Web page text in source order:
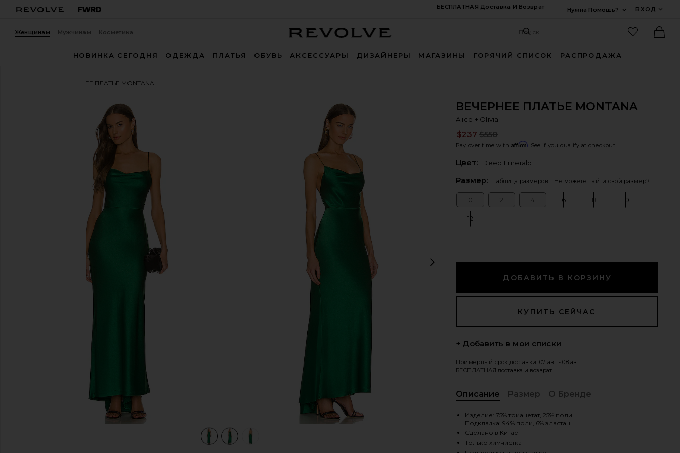
БЕСПЛАТНАЯ Доставка И Возврат
Нужна Помощь?
ВХОД
Женщинам Мужчинам Косметика Поиск: Site
Поиск
НОВИНКА СЕГОДНЯ ОДЕЖДА ПЛАТЬЯ ОБУВЬ АКСЕССУАРЫ ДИЗАЙНЕРЫ МАГАЗИНЫ ГОРЯЧИЙ СПИСОК РАСПРОДАЖА
ВЕЧЕРНЕЕ ПЛАТЬЕ MONTANA
избранноеAlice + Olivia Montana Maxi Gown in Deep Emerald
предыдущие слайды
view 3 of 3 ВЕЧЕРНЕЕ ПЛАТЬЕ MONTANA in Deep Emeraldview 1 of 3 ВЕЧЕРНЕЕ ПЛАТЬЕ MONTANA in Deep Emerald view 2 of 3 ВЕЧЕРНЕЕ ПЛАТЬЕ MONTANA in Deep Emerald
ВЕЧЕРНЕЕ ПЛАТЬЕ MONTANA
Alice + Olivia
$237 $550
Pay over time withAffirm . See if you qualify at checkout.
Цвет: Deep Emerald
Размер: Таблица размеров Не можете найти свой размер?
0 2 4 6 8 10
12
+ Добавить в мои списки
Примерный срок доставки: 07 авг - 08 авг
БЕСПЛАТНАЯ доставка и возврат
Описание
Размер О Бренде
Изделие: 75% триацетат, 25% поли
Подкладка: 94% поли, 6% эластан
Сделано в Китае
Только химчистка